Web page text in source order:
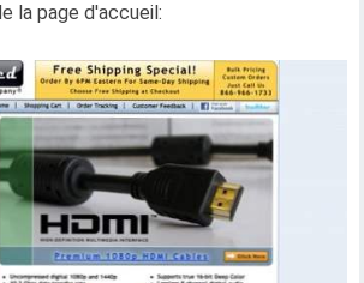
la page d'accueil: